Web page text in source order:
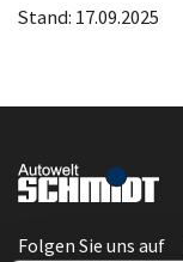
Stand: 17.09.2025
Folgen Sie uns auf